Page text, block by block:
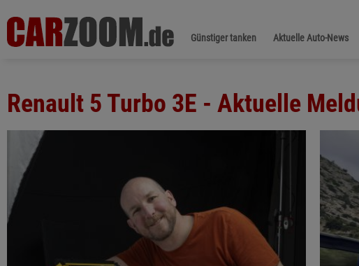
Günstiger tanken Aktuelle Auto-News
Renault 5 Turbo 3E - Aktuelle